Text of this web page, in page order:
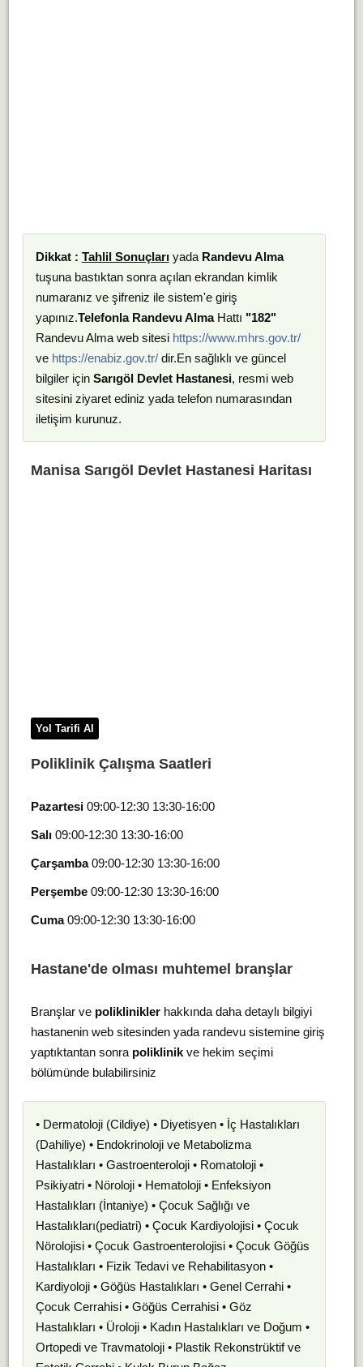
Dikkat : Tahlil Sonuçlarıyada Randevu Alma
tuşuna bastıktan sonra açılan ekrandan kimlik
numaranız ve şifreniz ile sistem'e giriş
yapınız.Telefonla Randevu AlmaHattı "182"
Randevu Alma web sitesi https://www.mhrs.gov.tr/
ve https://enabiz.gov.tr/dir.En sağlıklı ve güncel
bilgiler için Sarıgöl Devlet Hastanesi, resmi web
sitesini ziyaret ediniz yada telefon numarasından
iletişim kurunuz.
Manisa Sarıgöl Devlet Hastanesi Haritası
Yol Tarifi Al
Poliklinik Çalışma Saatleri
Pazartesi09:00-12:30 13:30-16:00
Salı09:00-12:30 13:30-16:00
Çarşamba09:00-12:30 13:30-16:00
Perşembe09:00-12:30 13:30-16:00
Cuma09:00-12:30 13:30-16:00
Hastane'de olması muhtemel branşlar
Branşlar ve polikliniklerhakkında daha detaylı bilgiyi
hastanenin web sitesinden yada randevu sistemine giriş
yaptıktantan sonra poliklinikve hekim seçimi
bölümünde bulabilirsiniz
• Dermatoloji (Cildiye) • Diyetisyen • İç Hastalıkları
(Dahiliye) • Endokrinoloji ve Metabolizma
Hastalıkları • Gastroenteroloji • Romatoloji •
Psikiyatri • Nöroloji • Hematoloji • Enfeksiyon
Hastalıkları (İntaniye) • Çocuk Sağlığı ve
Hastalıkları(pediatri) • Çocuk Kardiyolojisi • Çocuk
Nörolojisi • Çocuk Gastroenterolojisi • Çocuk Göğüs
Hastalıkları • Fizik Tedavi ve Rehabilitasyon •
Kardiyoloji • Göğüs Hastalıkları • Genel Cerrahi •
Çocuk Cerrahisi • Göğüs Cerrahisi • Göz
Hastalıkları • Üroloji • Kadın Hastalıkları ve Doğum •
Ortopedi ve Travmatoloji • Plastik Rekonstrüktif ve